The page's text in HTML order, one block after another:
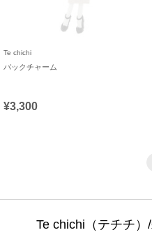
Te chichi
バックチャーム
¥3,300
Te chichi（テチチ